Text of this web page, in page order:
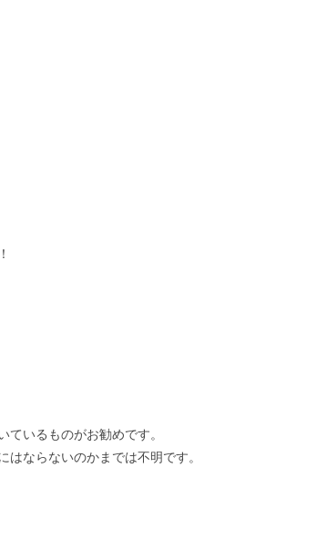
いるものがお勧めです。
ならないのかまでは不明です。